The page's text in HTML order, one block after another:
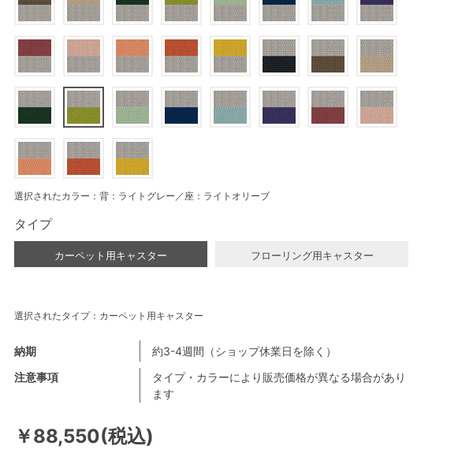
￥88,550(税込)
注意事項
タイプ・カラーにより販売価格が異なる場合があり
ます
納期 約3-4週間（ショップ休業日を除く）
選択されたカラー：背：ライトグレー／座：ライトオリーブ
タイプ
カーペット用キャスター フローリング用キャスター
選択されたタイプ：カーペット用キャスター